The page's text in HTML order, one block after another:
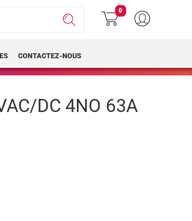
0
CONTACTEZ-NOUS
DC 4NO 63A